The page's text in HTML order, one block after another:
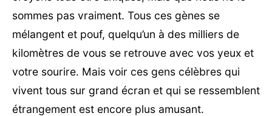
sommes pas vraiment. Tous ces gènes se
mélangent et pouf, quelqu’un à des milliers de
kilomètres de vous se retrouve avec vos yeux et
votre sourire. Mais voir ces gens célèbres qui
vivent tous sur grand écran et qui se ressemblent
étrangement est encore plus amusant.